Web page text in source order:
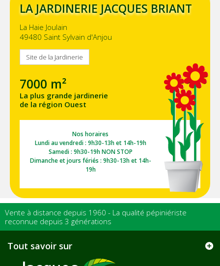
LA JARDINERIE JACQUES BRIANT
La Haie Joulain
49480 Saint Sylvain d'Anjou
Site de la Jardinerie
7000 m²
La plus grande jardinerie
de la région Ouest
Nos horaires
Lundi au vendredi : 9h30-13h et 14h-19h
Samedi : 9h30-19h NON STOP
Dimanche et jours fériés : 9h30-13h et 14h-
19h
Vente à distance depuis 1960 - La qualité pépiniériste
reconnue depuis 3 générations
Tout savoir sur